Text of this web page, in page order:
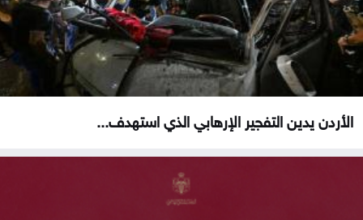
الأردن يدين التفجير الإرهابي الذي استهدف...